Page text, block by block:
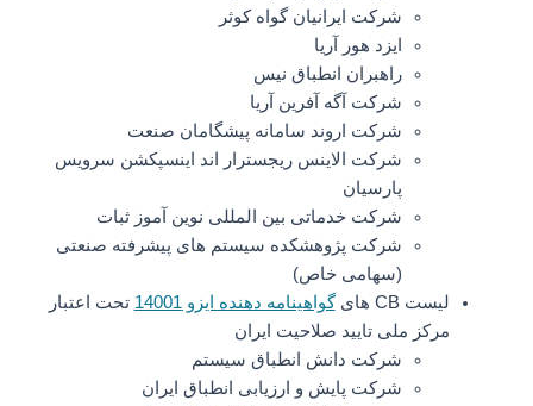
شرکت ایرانیان گواه کوثر
ایزد هور آریا
راهبران انطباق نیس
شرکت آگه آفرین آریا
شرکت اروند سامانه پیشگامان صنعت
شرکت الاینس ریجسترار اند اینسپکشن سرویس
پارسیان
شرکت خدماتی بین المللی نوین آموز ثبات
شرکت پژوهشکده سیستم های پیشرفته صنعتی
(سهامی خاص)
لیست CB های
گواهینامه دهنده ایزو 14001
تحت اعتبار
مرکز ملی تایید صلاحیت ایران
شرکت دانش انطباق سیستم
شرکت پایش و ارزیابی انطباق ایران